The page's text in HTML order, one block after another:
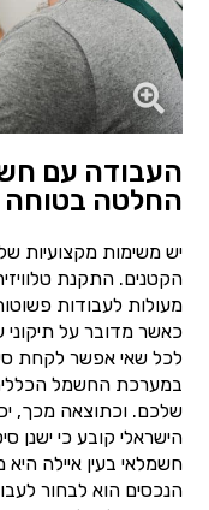
העבודה עם
החלטה בטוחה
יש משימות מקצועיות
הקטנים. התקנת
מעולות לעבודות
כאשר מדובר על
לכל שאי אפשר לקחת
במערכת החשמל
שלכם. וכתוצאה מכך,
הישראלי קובע כי ישנן
חשמלאי בעין איילה
הנכסים הוא לבחור